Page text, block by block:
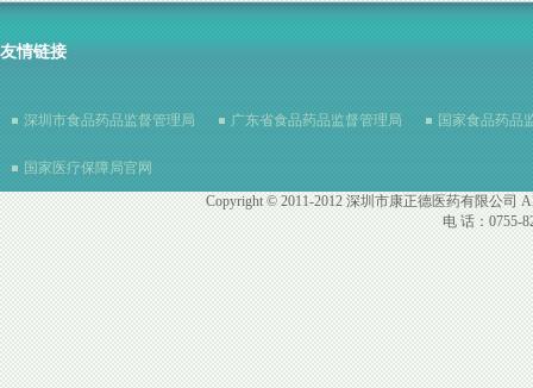
友情链接
深圳市食品药品监督管理局 广东省食品药品监督管理局 国家食品药品
国家医疗保障局官网
Copyright © 2011-2012 深圳市康正德医药有限公司
电 话：0755-